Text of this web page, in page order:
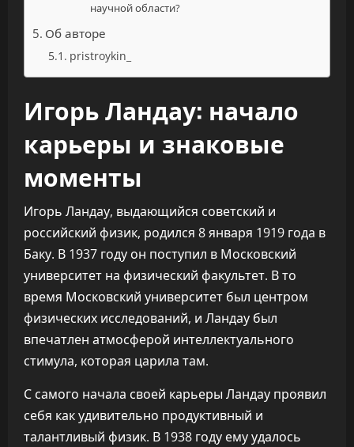
научной области?
Об авторе
pristroykin_
Игорь Ландау: начало
карьеры и знаковые
моменты
Игорь Ландау, выдающийся советский и
российский физик, родился 8 января 1919 года в
Баку. В 1937 году он поступил в Московский
университет на физический факультет. В то
время Московский университет был центром
физических исследований, и Ландау был
впечатлен атмосферой интеллектуального
стимула, которая царила там.
С самого начала своей карьеры Ландау проявил
себя как удивительно продуктивный и
талантливый физик. В 1938 году ему удалось